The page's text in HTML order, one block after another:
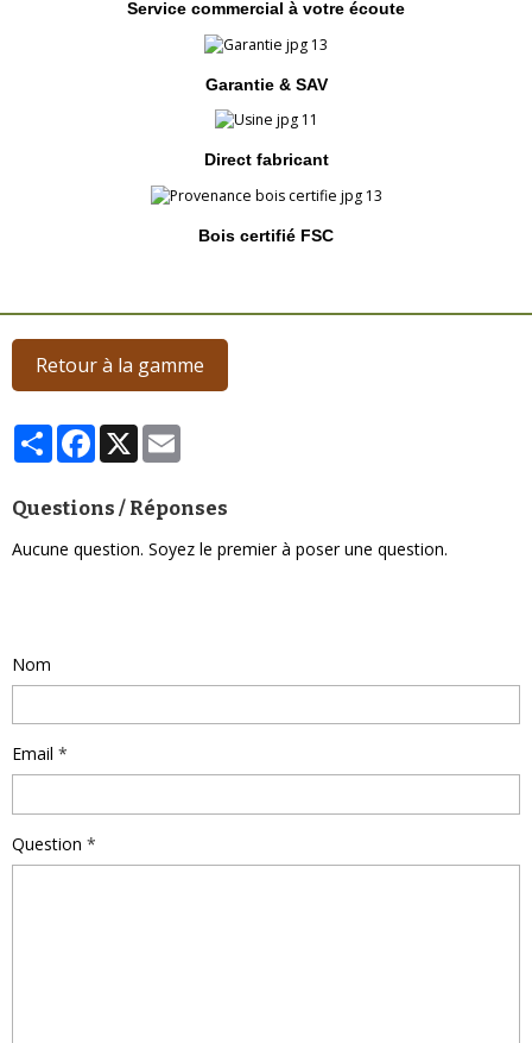
Service commercial à votre écoute
Garantie & SAV
Direct fabricant
Bois certifié FSC
Retour à la gamme
PartagerFacebook
X
Questions / Réponses
Aucune question. Soyez le premier à poser une question.
Nom
Email
Question